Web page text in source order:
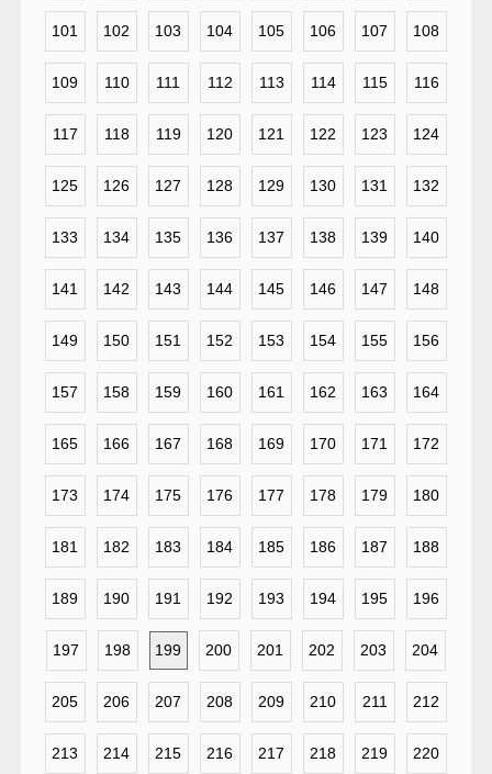
101 102 103 104 105 106 107 108
109 110 111 112 113 114 115 116
117 118 119 120 121 122 123 124
125 126 127 128 129 130 131 132
133 134 135 136 137 138 139 140
141 142 143 144 145 146 147 148
149 150 151 152 153 154 155 156
157 158 159 160 161 162 163 164
165 166 167 168 169 170 171 172
173 174 175 176 177 178 179 180
181 182 183 184 185 186 187 188
189 190 191 192 193 194 195 196
197 198 199 200 201 202 203 204
205 206 207 208 209 210 211 212
213 214 215 216 217 218 219 220